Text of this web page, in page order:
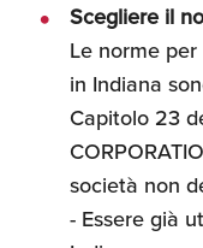
Scegliere il
Le norme
in Indiana
Capitolo 23
società non
- Essere già